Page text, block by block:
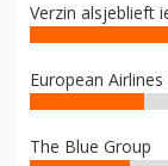
Verzin alsjeblieft
European Airlines
The Blue Group